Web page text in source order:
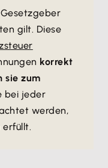
gilt. Diese
korrekt
sie zum
bei jeder
werden,
erfüllt.